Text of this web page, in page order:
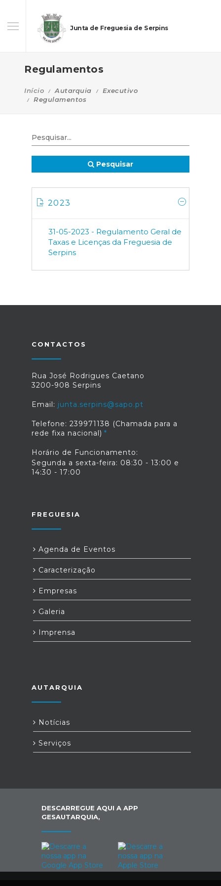
Junta de Freguesia de Serpins
Regulamentos
Início Autarquia
Executivo
Regulamentos
Pesquisar
2023
31-05-2023 - Regulamento Geral de
Taxas e Licenças da Freguesia de
Serpins
CONTACTOS
Rua José Rodrigues Caetano
3200-908 Serpins
Email: junta.serpins@sapo.pt
Telefone: 239971138 (Chamada para a
rede fixa nacional)
Horário de Funcionamento:
Segunda a sexta-feira: 08:30 - 13:00 e
14:30 - 17:00
FREGUESIA
Agenda de Eventos
Caracterização
Empresas
Galeria
Imprensa
AUTARQUIA
Notícias
Serviços
DESCARREGUE AQUI A APP
GESAUTARQUIA,